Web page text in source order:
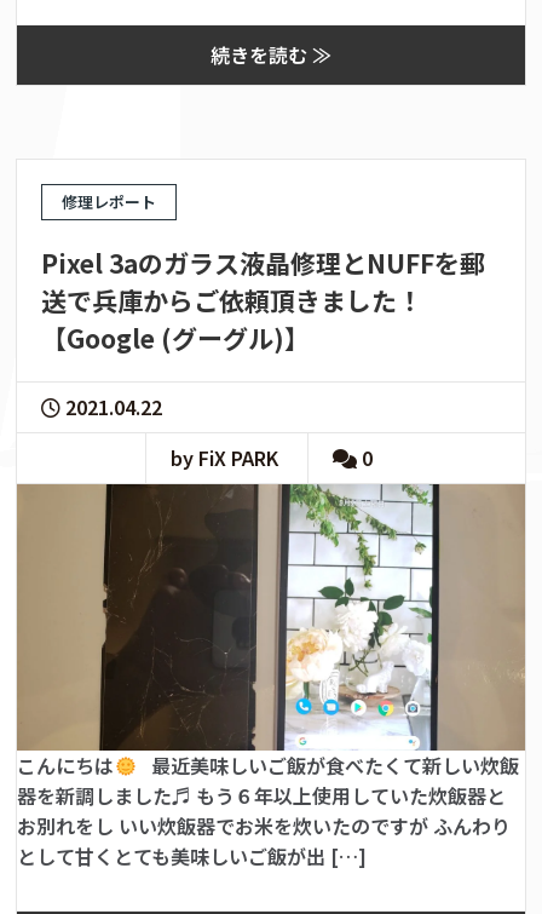
続きを読む ≫
修理レポート
Pixel 3aのガラス液晶修理とNUFFを郵
送で兵庫からご依頼頂きました！
【Google (グーグル)】
2021.04.22
by FiX PARK
0
こんにちは
最近美味しいご飯が食べたくて新しい炊飯
器を新調しました♬ もう６年以上使用していた炊飯器と
お別れをし いい炊飯器でお米を炊いたのですが ふんわり
として甘くとても美味しいご飯が出 […]